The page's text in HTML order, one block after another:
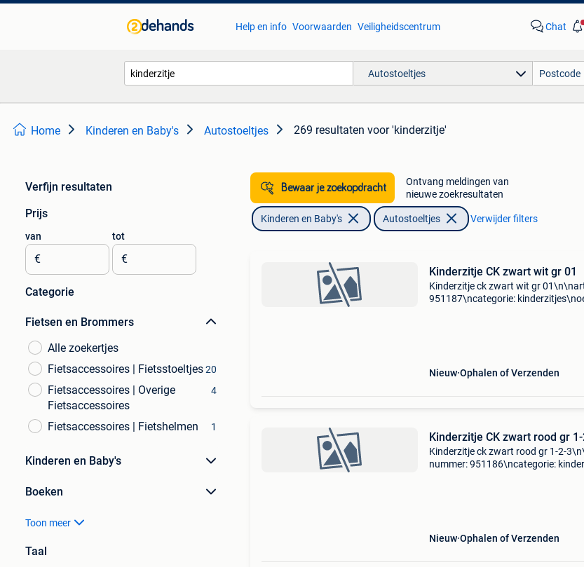
Help en info Voorwaarden Veiligheidscentrum Chat
Autostoeltjes
Home Kinderen en Baby's Autostoeltjes 269 resultaten voor 'kinderzitje'
Verfijn resultaten
Prijs
van
€
tot
€
Categorie
Fietsen en Brommers
Alle zoekertjes
Fietsaccessoires | Fietsstoeltjes20
Fietsaccessoires | Overige
Fietsaccessoires
4
Fietsaccessoires | Fietshelmen 1
Kinderen en Baby's
Boeken
Toon meer
Taal
Bewaar je zoekopdracht
Ontvang meldingen van
nieuwe zoekresultaten
Kinderen en Baby's Autostoeltjes Verwijder filters
Kinderzitje CK zwart wit gr 01
Kinderzitje ck zwart wit gr
951187\ncategorie:
Nieuw Ophalen of Verzenden
Kinderzitje CK zwart rood gr
Kinderzitje ck zwart rood gr 1-2-
nummer: 951186\ncategorie:
Nieuw Ophalen of Verzenden